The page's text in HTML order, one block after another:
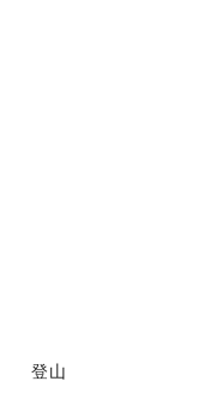
登山